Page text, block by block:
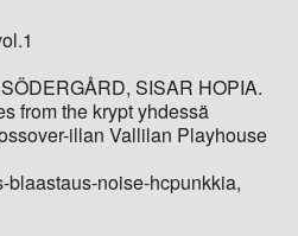
SISAR HOPIA.
from the krypt yhdessä
illan Vallilan Playhouse
blaastaus-noise-hcpunkkia,